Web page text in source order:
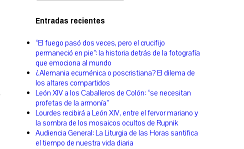
Entradas recientes
“El fuego pasó dos veces, pero el crucifijo
permaneció en pie”: la historia detrás de la fotografía
que emociona al mundo
¿Alemania ecuménica o poscristiana? El dilema de
los altares compartidos
León XIV a los Caballeros de Colón: “se necesitan
profetas de la armonía”
Lourdes recibirá a León XIV, entre el fervor mariano y
la sombra de los mosaicos ocultos de Rupnik
Audiencia General: La Liturgia de las Horas santifica
el tiempo de nuestra vida diaria